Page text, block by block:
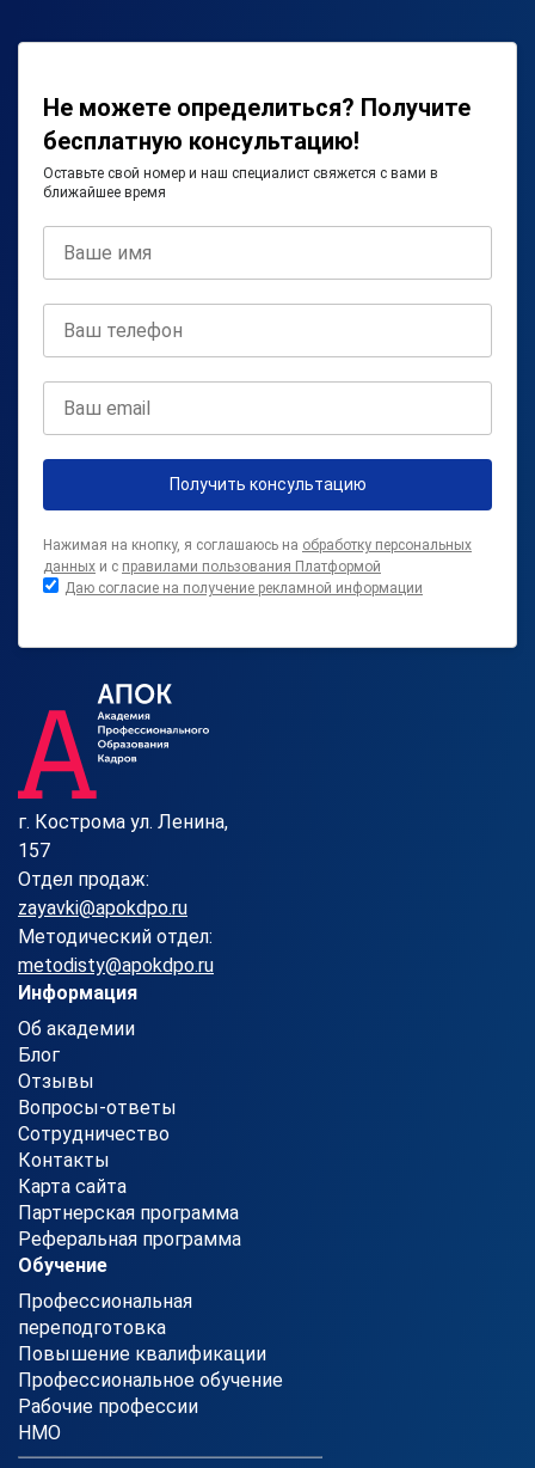
Не можете определиться? Получите
бесплатную консультацию!
Оставьте свой номер и наш специалист свяжется с вами в
ближайшее время
Получить консультацию
Нажимая на кнопку, я соглашаюсь на обработку персональных
данных и с правилами пользования Платформой
Даю согласие на получение рекламной информации
г. Кострома ул. Ленина,
157
Отдел продаж:
zayavki@apokdpo.ru
Методический отдел:
metodisty@apokdpo.ru
Информация
Об академии
Блог
Отзывы
Вопросы-ответы
Сотрудничество
Контакты
Карта сайта
Партнерская программа
Реферальная программа
Обучение
Профессиональная
переподготовка
Повышение квалификации
Профессиональное обучение
Рабочие профессии
НМО